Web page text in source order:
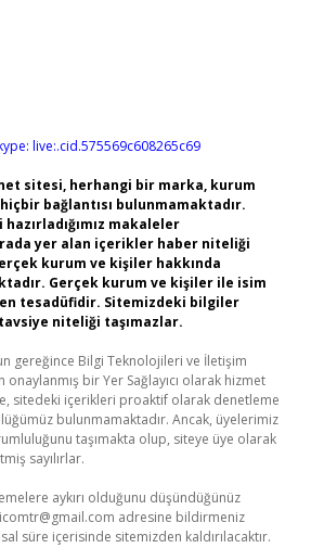
live:.cid.575569c608265c69
sitesi, herhangi bir marka, kurum
bağlantısı bulunmamaktadır.
makaleler
yer alan içerikler haber niteliği
kurum ve kişiler hakkında
Gerçek kurum ve kişiler ile isim
tesadüfidir. Sitemizdeki bilgiler
niteliği taşımazlar.
gereğince Bilgi Teknolojileri ve İletişim
onaylanmış bir Yer Sağlayıcı olarak hizmet
sitedeki içerikleri proaktif olarak denetleme
bulunmamaktadır. Ancak, üyelerimiz
taşımakta olup, siteye üye olarak
sayılırlar.
aykırı olduğunu düşündüğünüz
adresine bildirmeniz
süre içerisinde sitemizden kaldırılacaktır.